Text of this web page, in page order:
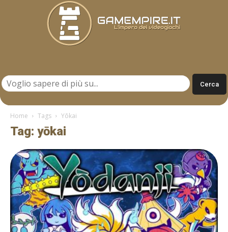
Home Tags Yōkai
Tag: yōkai